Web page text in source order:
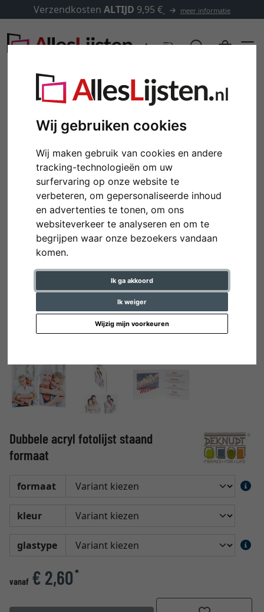
Wij gebruiken cookies
Wij maken gebruik van cookies en andere
tracking-technologieën om uw
surfervaring op onze website te
verbeteren, om gepersonaliseerde inhoud
en advertenties te tonen, om ons
websiteverkeer te analyseren en om te
begrijpen waar onze bezoekers vandaan
komen.
Ik ga akkoord
Ik weiger
Wijzig mijn voorkeuren
Verzendkosten ALTIJD 9,95 € meer informatie
Terug
Dubbele acryl fotolijst staand
formaat
formaat
kleur
glastype
vanaf € 2,60*